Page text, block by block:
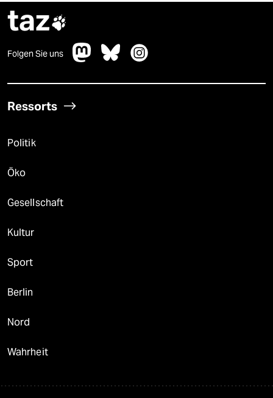
taz
Folgen Sie uns
Ressorts
Politik
Öko
Gesellschaft
Kultur
Sport
Berlin
Nord
Wahrheit